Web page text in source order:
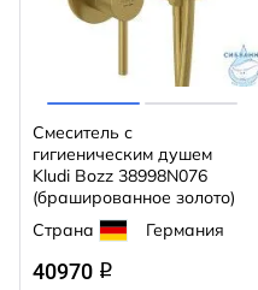
Смеситель с
гигиеническим душем
Kludi Bozz 38998N076
(брашированное золото)
Страна
Германия
40970 q